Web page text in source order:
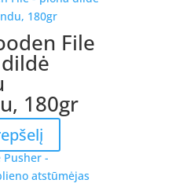
File
180gr